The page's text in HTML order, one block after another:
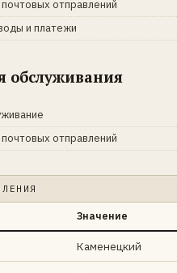
отправлений
и платежи
обслуживания
отправлений
Значение
Каменецкий